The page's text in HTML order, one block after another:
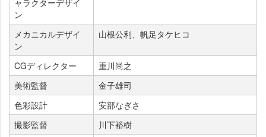
ャラクターデザイ
ン
メカニカルデザイ
ン
山根公利、帆足タケヒコ
CGディレクター
重川尚之
美術監督
金子雄司
色彩設計
安部なぎさ
撮影監督
川下裕樹